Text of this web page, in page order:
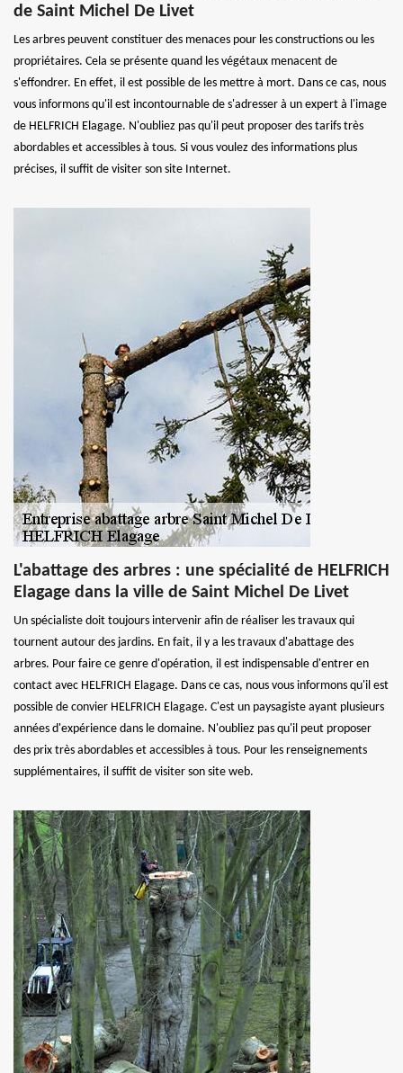
de Saint Michel De Livet
Les arbres peuvent constituer des menaces pour les constructions ou les
propriétaires. Cela se présente quand les végétaux menacent de
s'effondrer. En effet, il est possible de les mettre à mort. Dans ce cas, nous
vous informons qu'il est incontournable de s'adresser à un expert à l'image
de HELFRICH Elagage. N'oubliez pas qu'il peut proposer des tarifs très
abordables et accessibles à tous. Si vous voulez des informations plus
précises, il suffit de visiter son site Internet.
L'abattage des arbres : une spécialité de HELFRICH
Elagage dans la ville de Saint Michel De Livet
Un spécialiste doit toujours intervenir afin de réaliser les travaux qui
tournent autour des jardins. En fait, il y a les travaux d'abattage des
arbres. Pour faire ce genre d'opération, il est indispensable d'entrer en
contact avec HELFRICH Elagage. Dans ce cas, nous vous informons qu'il est
possible de convier HELFRICH Elagage. C'est un paysagiste ayant plusieurs
années d'expérience dans le domaine. N'oubliez pas qu'il peut proposer
des prix très abordables et accessibles à tous. Pour les renseignements
supplémentaires, il suffit de visiter son site web.